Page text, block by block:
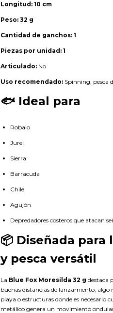
Longitud: 10 cm
Peso: 32 g
Cantidad de ganchos: 1
Piezas por unidad: 1
Articulado: No
Uso recomendado: Spinning, pesca
🐟 Ideal para
Robalo
Jurel
Sierra
Barracuda
Chile
Agujón
Depredadores costeros que atacan
📦 Diseñada para
y pesca versátil
La Blue Fox Moresilda 32 g destaca
buenas distancias de lanzamiento, algo
playa o estructuras donde es necesario
metálico genera un movimiento